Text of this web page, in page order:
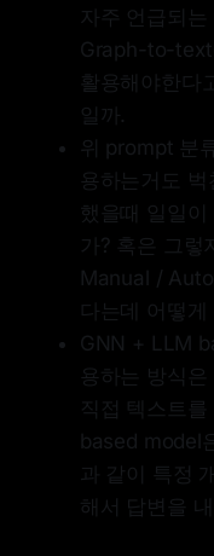
자주 언급되
Graph-to-
활용해야한다
일까.
위 prompt 분
용하는거도
했을때 일일
가? 혹은 그렇
Manual /
다는데 어떻
GNN + LLM
용하는 방식
직접 텍스트
based model
과 같이 특정
해서 답변을